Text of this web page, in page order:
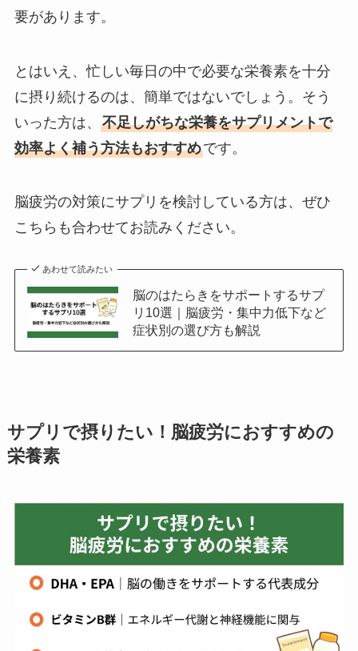
要があります。
とはいえ、忙しい毎日の中で必要な栄養素を十分
に摂り続けるのは、簡単ではないでしょう。そう
いった方は、 不足しがちな栄養をサプリメントで
効率よく補う方法もおすすめです。
脳疲労の対策にサプリを検討している方は、ぜひ
こちらも合わせてお読みください。
あわせて読みたい
脳のはたらきをサポートするサプ
リ10選｜脳疲労・集中力低下など
症状別の選び方も解説
サプリで摂りたい！脳疲労におすすめの
栄養素